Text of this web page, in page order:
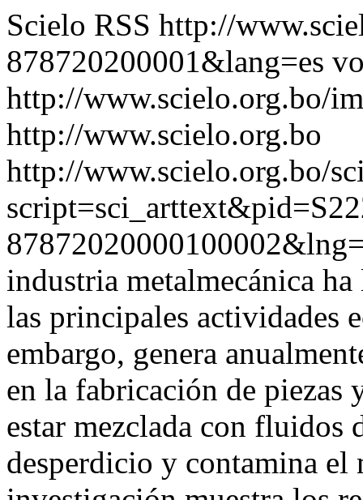
Scielo RSS http://
878720200001&lang=es
http://www.scielo.org.bo/
http://www.scielo.org.bo
http://www.scielo.org.bo/
industria metalmecánica
las principales actividades
embargo, genera
en la fabricación de piezas
estar mezclada con fluidos
desperdicio y contamina el